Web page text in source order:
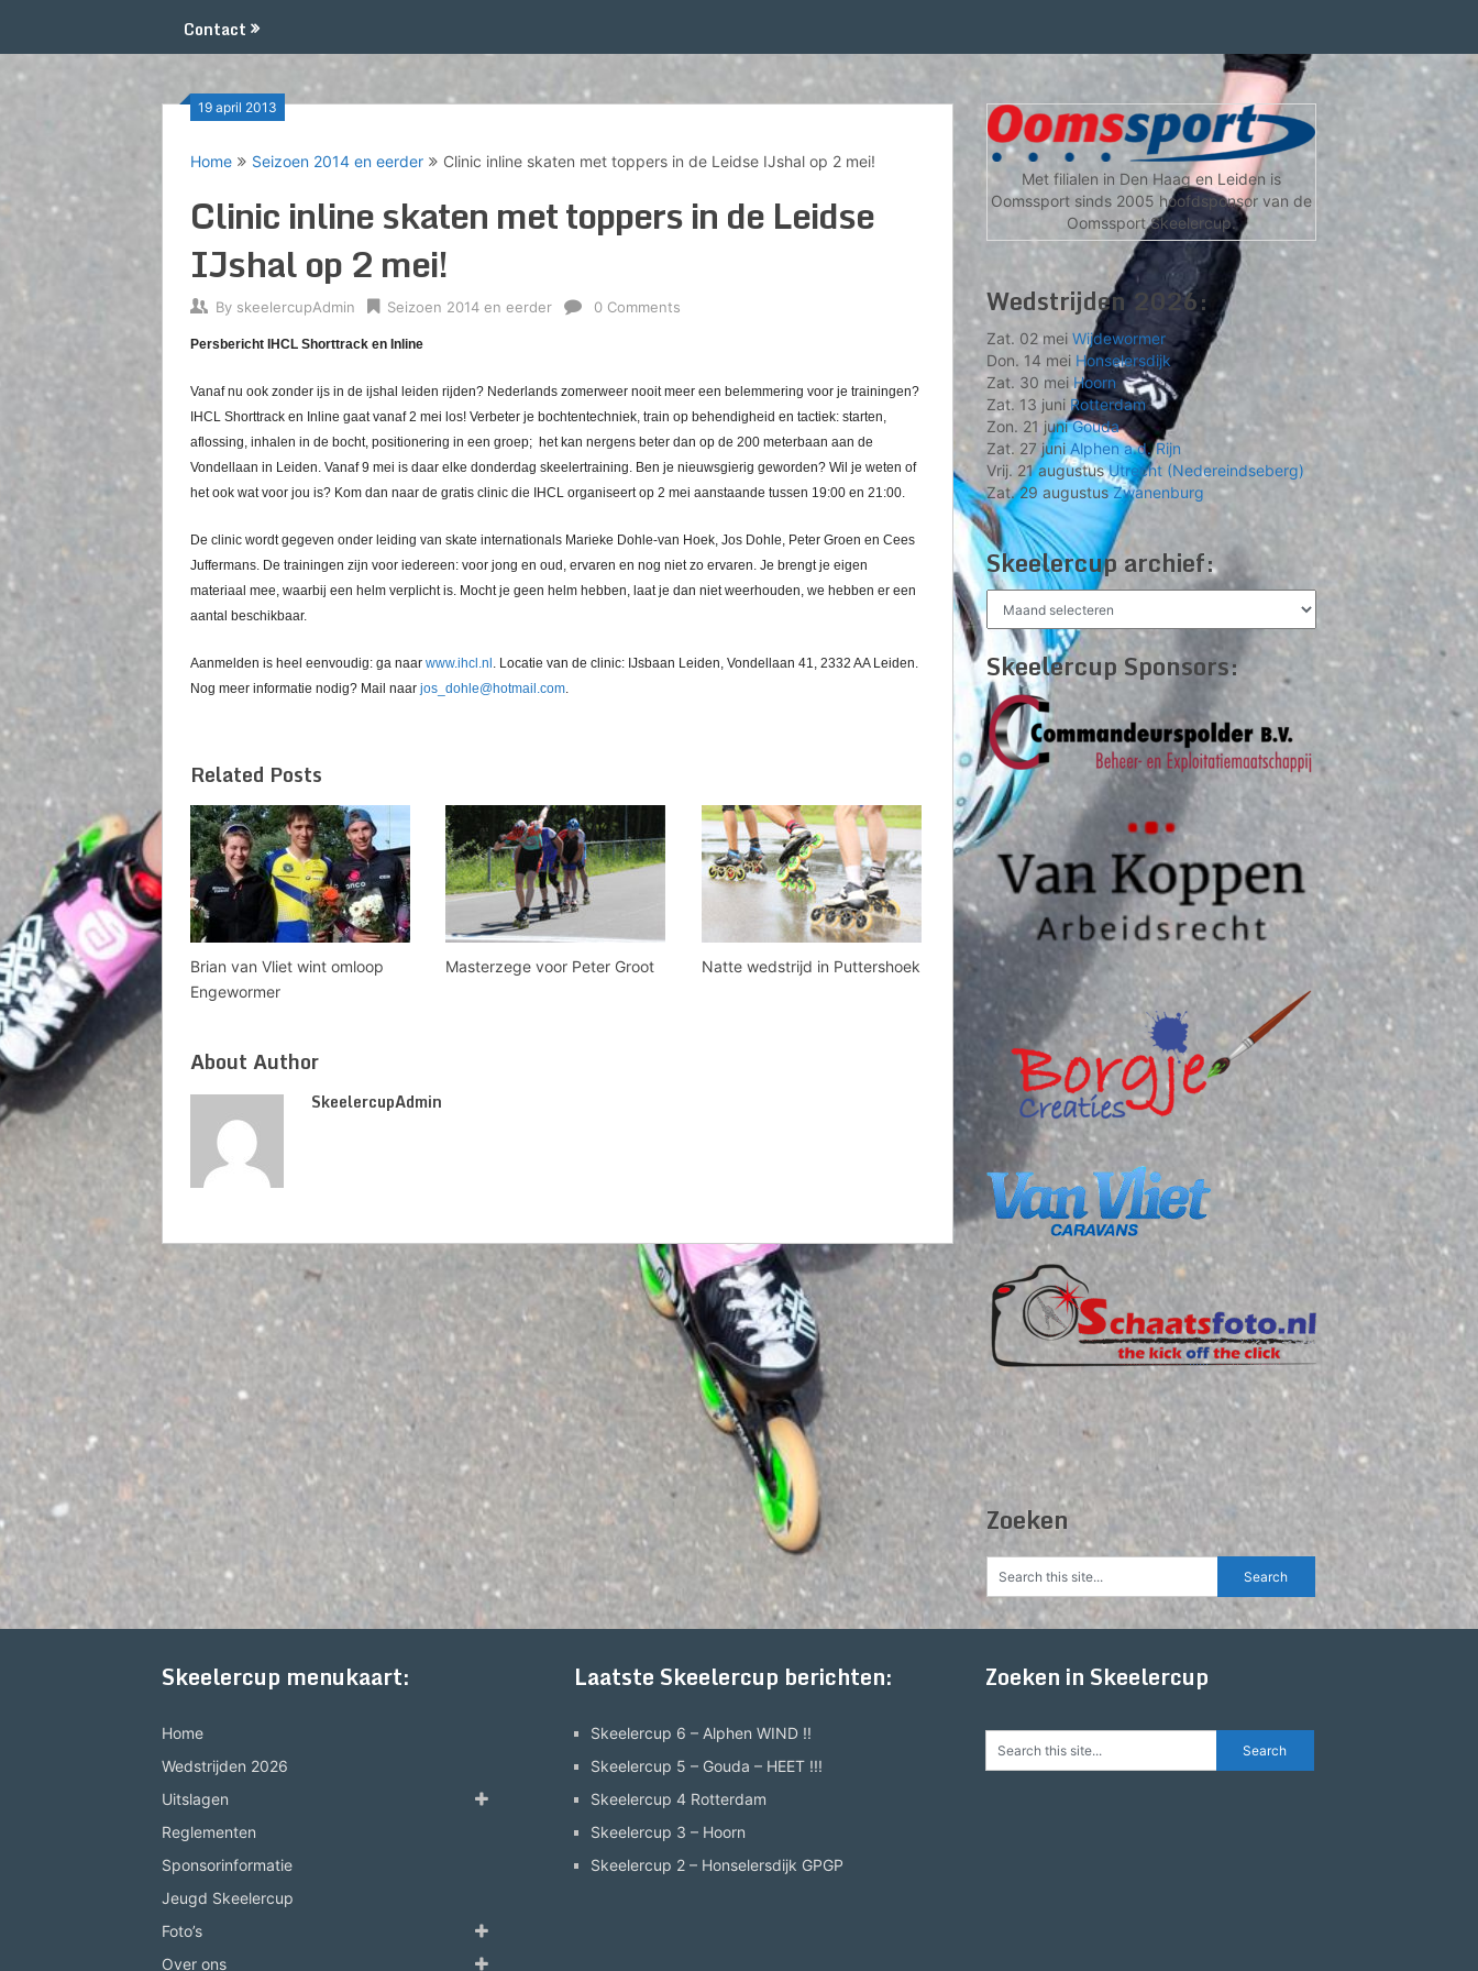
Contact
19 april 2013
Home Seizoen 2014 en eerder Clinic inline skaten met toppers in de Leidse IJshal op 2 mei!
Clinic inline skaten met toppers in de Leidse
IJshal op 2 mei!
By skeelercupAdmin Seizoen 2014 en eerder 0 Comments
Persbericht IHCL Shorttrack en Inline
Vanaf nu ook zonder ijs in de ijshal leiden rijden? Nederlands zomerweer nooit meer een belemmering voor je trainingen?
IHCL Shorttrack en Inline gaat vanaf 2 mei los! Verbeter je bochtentechniek, train op behendigheid en tactiek: starten,
aflossing, inhalen in de bocht, positionering in een groep; het kan nergens beter dan op de 200 meterbaan aan de
Vondellaan in Leiden. Vanaf 9 mei is daar elke donderdag skeelertraining. Ben je nieuwsgierig geworden? Wil je weten of
het ook wat voor jou is? Kom dan naar de gratis clinic die IHCL organiseert op 2 mei aanstaande tussen 19:00 en 21:00.
De clinic wordt gegeven onder leiding van skate internationals Marieke Dohle-van Hoek, Jos Dohle, Peter Groen en Cees
Juffermans. De trainingen zijn voor iedereen: voor jong en oud, ervaren en nog niet zo ervaren. Je brengt je eigen
materiaal mee, waarbij een helm verplicht is. Mocht je geen helm hebben, laat je dan niet weerhouden, we hebben er een
aantal beschikbaar.
Aanmelden is heel eenvoudig: ga naar www.ihcl.nl . Locatie van de clinic: IJsbaan Leiden, Vondellaan 41, 2332 AA Leiden.
Nog meer informatie nodig? Mail naar jos_dohle@hotmail.com.
Related Posts
Brian van Vliet wint omloop
Engewormer
Masterzege voor Peter Groot Natte wedstrijd in Puttershoek
About Author
SkeelercupAdmin
Met filialen in Den Haag en Leiden is
Oomssport sinds 2005 hoofdsponsor van de
Oomssport Skeelercup.
Wedstrijden 2026:
Zat. 02 mei Wijdewormer
Don. 14 mei Honselersdijk
Zat. 30 meiHoorn
Zat. 13 juni Rotterdam
Zon. 21 juniGouda
Zat. 27 juni Alphen a.d. Rijn
Vrij. 21 augustusUtrecht (Nedereindseberg)
Zat. 29 augustusZwanenburg
Skeelercup archief:
archief:
Skeelercup Sponsors:
Zoeken
Skeelercup menukaart:
Home
Wedstrijden 2026
Uitslagen
Reglementen
Sponsorinformatie
Jeugd Skeelercup
Foto’s
Over ons
Laatste Skeelercup berichten:
Skeelercup 6 – Alphen WIND !!
Skeelercup 5 – Gouda – HEET !!!
Skeelercup 4 Rotterdam
Skeelercup 3 – Hoorn
Skeelercup 2 – Honselersdijk GPGP
Zoeken in Skeelercup